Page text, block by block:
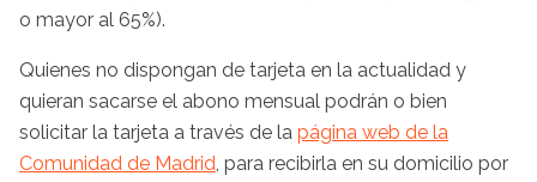
o mayor al 65%).
Quienes no dispongan de tarjeta en la actualidad y
quieran sacarse el abono mensual podrán o bien
solicitar la tarjeta a través de la página web de la
Comunidad de Madrid , para recibirla en su domicilio por